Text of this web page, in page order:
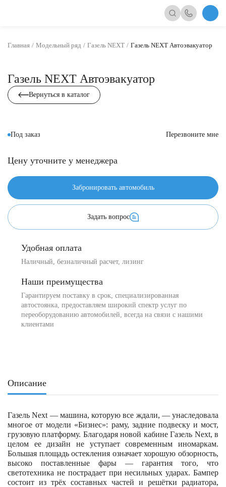
Главная Модельный ряд Газель NEXT Газель NEXT Автоэвакуатор
Газель NEXT Автоэвакуатор
Вернуться в каталог
Под заказ Перезвоните мне
Цену уточните у менеджера
Забронировать автомобиль
Задать вопрос
Удобная оплата
Наличный, безналичный расчет, лизинг
Наши преимущества
Гарантируем поставку в срок, специализированная
автостоянка, предоставляем широкий спектр услуг по
переоборудованию автомобилей, всегда на связи с нашими
клиентами
Описание
Газель Next — машина, которую все ждали, — унаследовала
многое от модели «Бизнес»: раму, задние подвеску и мост,
грузовую платформу. Благодаря новой кабине Газель Next, в
целом ее дизайн не уступает современным иномаркам.
Большая площадь остекления означает хорошую обзорность,
высоко поставленные фары — гарантия того, что
светотехника не пострадает при несильных ударах. Бампер
состоит из трёх составных частей и решётки радиатора,